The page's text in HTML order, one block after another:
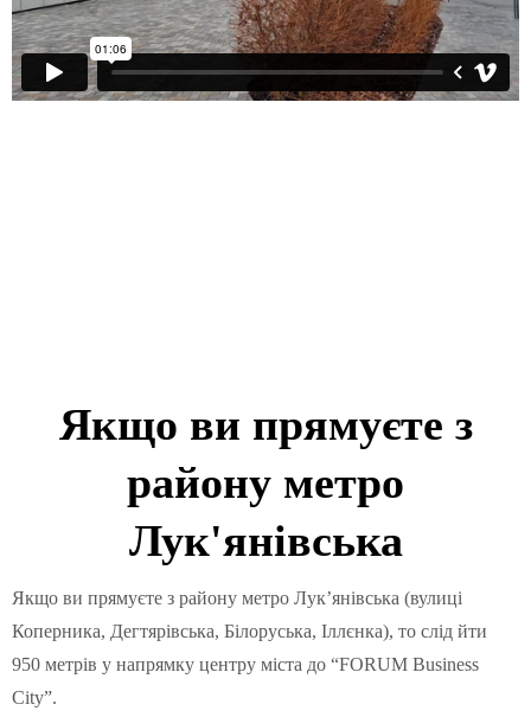
Якщо ви прямуєте з
району метро
Лук'янівська
Якщо ви прямуєте з району метро Лук’янівська (вулиці
Коперника, Дегтярівська, Білоруська, Іллєнка), то слід йти
950 метрів у напрямку центру міста до “FORUM Business
City”.